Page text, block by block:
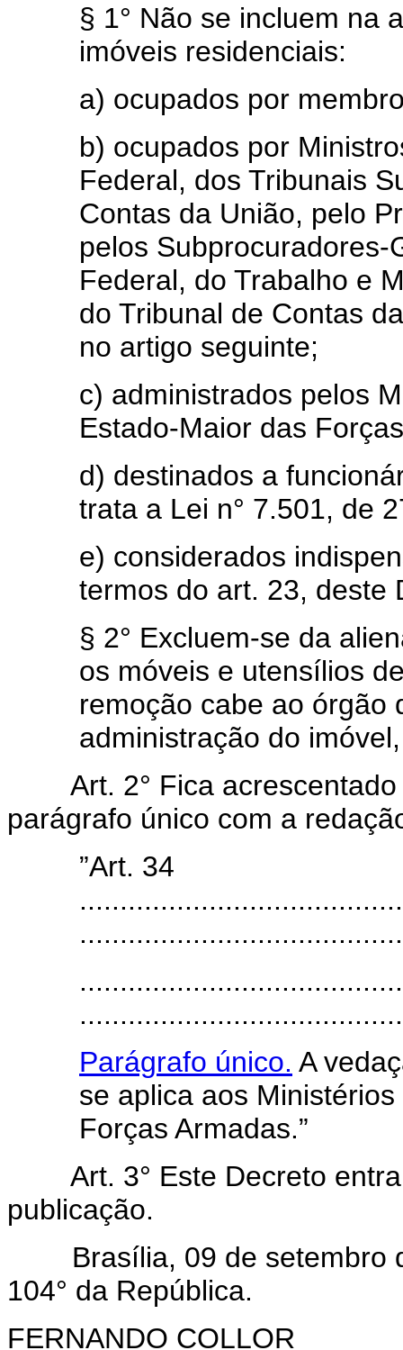
§ 1° Não se incluem na
imóveis residenciais:
a) ocupados por
b) ocupados por
Federal, dos Tribunais
Contas da União, pelo
pelos
Federal, do Trabalho e
do Tribunal de Contas
no artigo seguinte;
c) administrados pelos
Estado-Maior das
d) destinados a
trata a Lei n° 7.501, de
e) considerados
termos do art. 23, deste
§ 2° Excluem-se da
os móveis e utensílios
remoção cabe ao órgão
administração do
Art. 2° Fica
parágrafo único com a
”Art. 34
Parágrafo único. A
se aplica aos
Forças Armadas.”
Art. 3° Este Decreto entra
publicação.
Brasília, 09 de setembro
104° da República.
FERNANDO COLLOR